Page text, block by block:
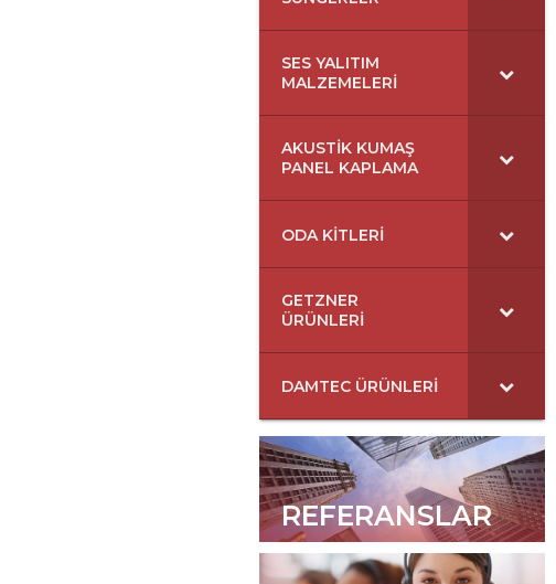
SES YALITIM
MALZEMELERI
AKUSTIK KUMAŞ
PANEL KAPLAMA
ODA KITLERI
GETZNER
ÜRÜNLERI
DAMTEC ÜRÜNLERI
REFERANSLAR